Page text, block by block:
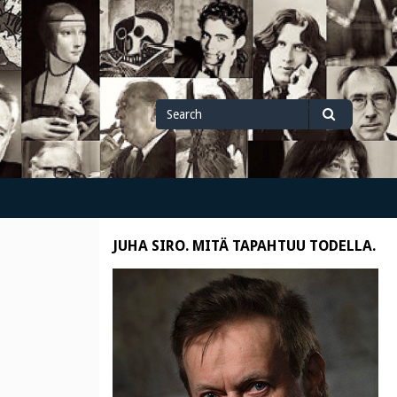
Search
for
Search
JUHA SIRO. MITÄ TAPAHTUU TODELLA.